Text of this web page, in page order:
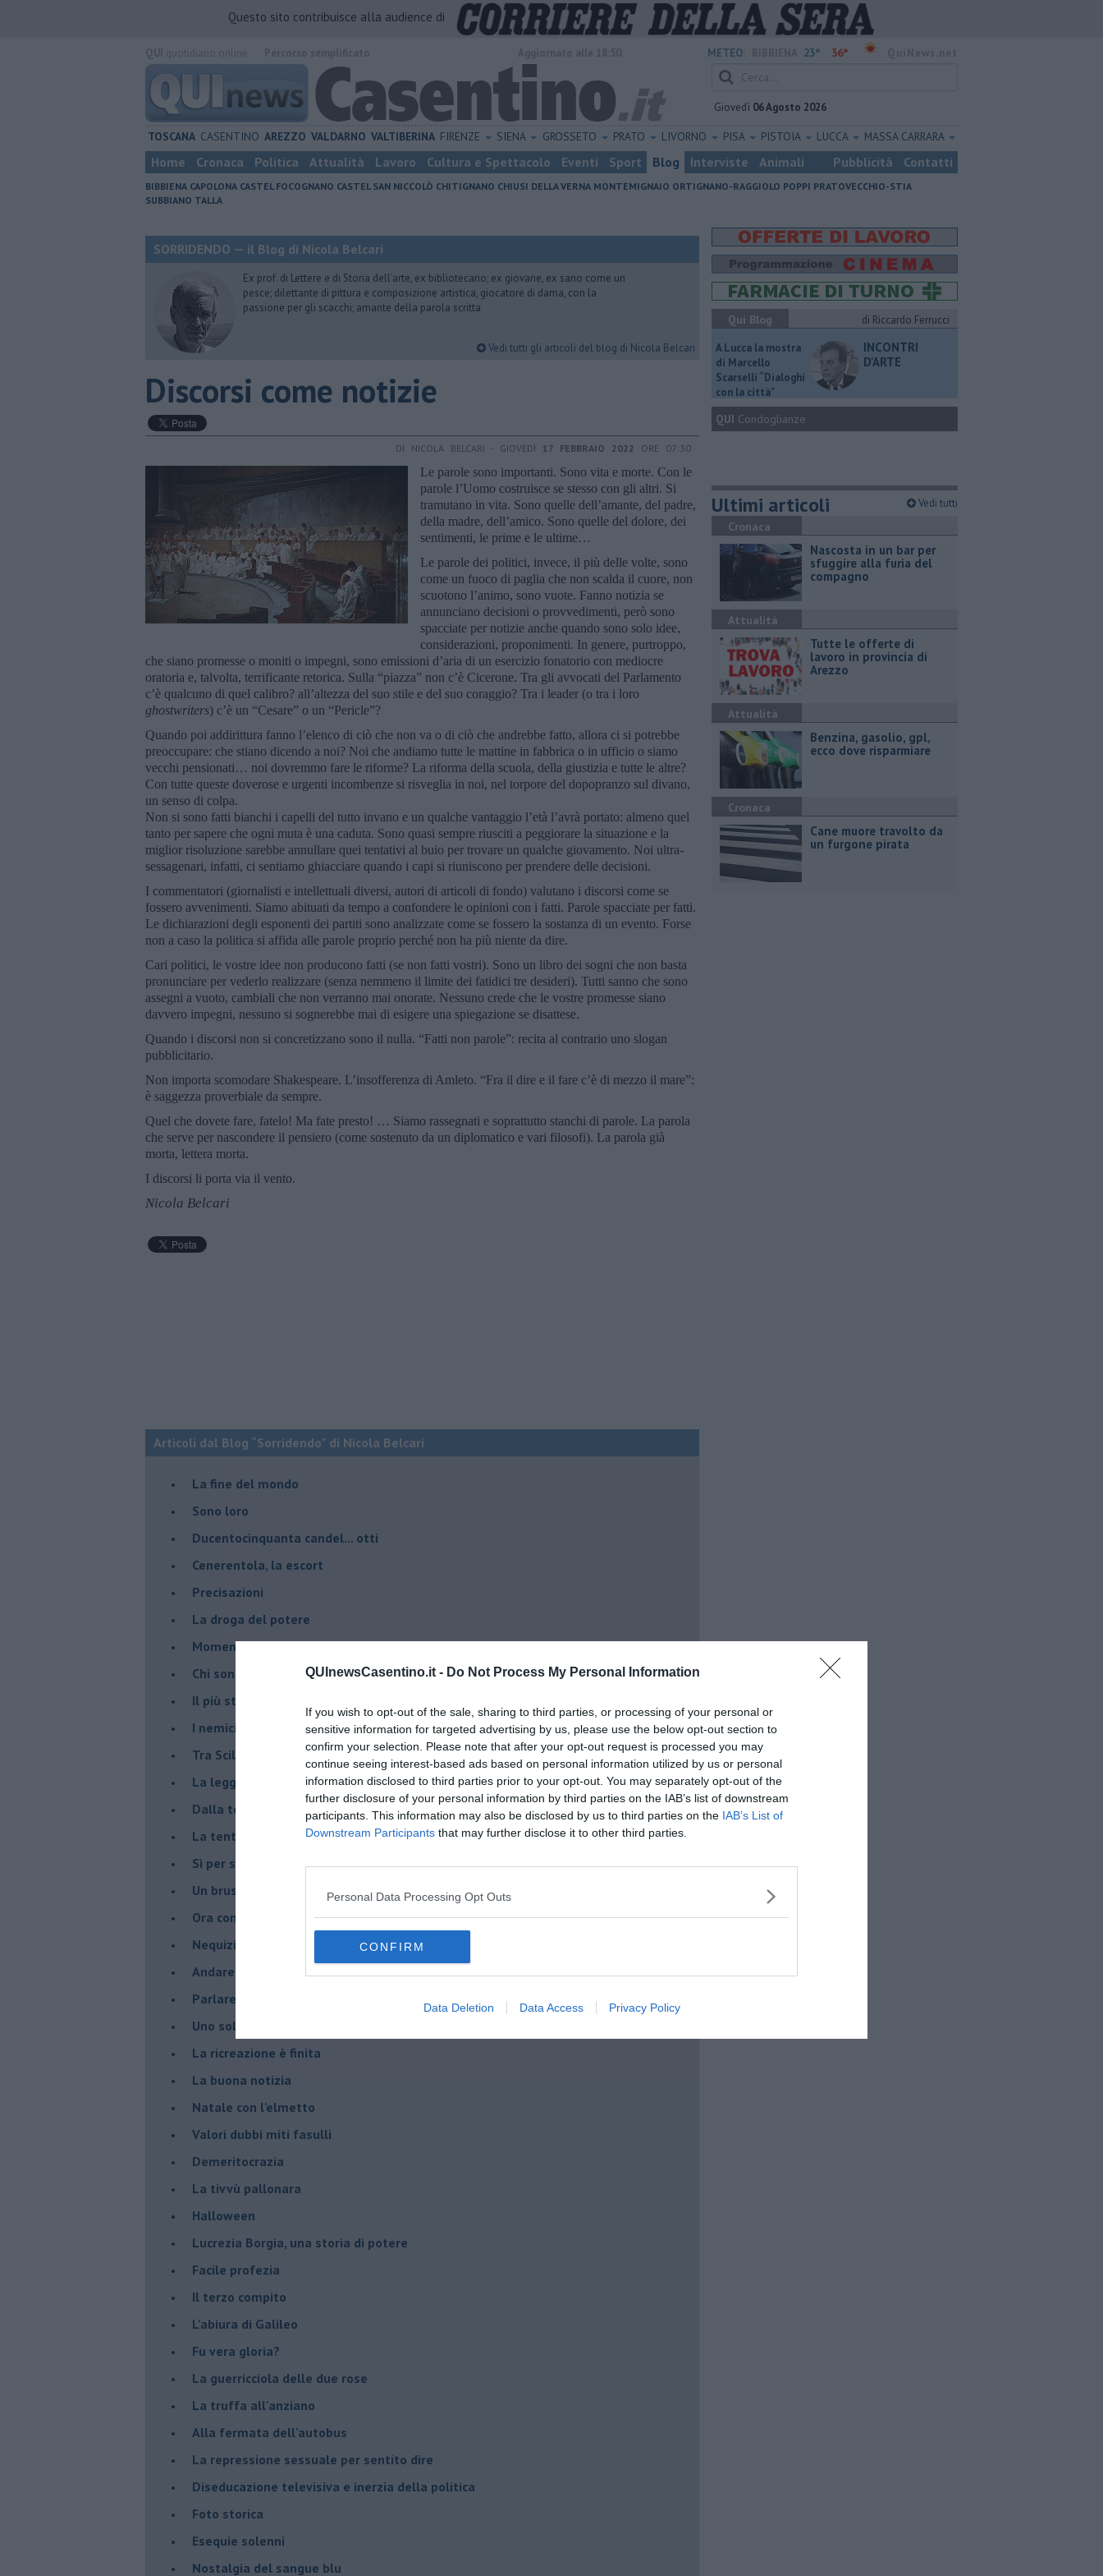
QUInewsCasentino.it - Do Not Process My Personal Information
If you wish to opt-out of the sale, sharing to third parties, or processing of your personal or
sensitive information for targeted advertising by us, please use the below opt-out section to
confirm your selection. Please note that after your opt-out request is processed you may
continue seeing interest-based ads based on personal information utilized by us or personal
information disclosed to third parties prior to your opt-out. You may separately opt-out of the
further disclosure of your personal information by third parties on the IAB’s list of downstream
participants. This information may also be disclosed by us to third parties on the IAB’s List of
Downstream Participants that may further disclose it to other third parties.
Personal Data Processing Opt Outs
CONFIRM
Data Deletion Data Access Privacy Policy
Questo sito contribuisce alla audience di
METEO: 23° 36°
Giovedì 06 Agosto 2026
TOSCANA CASENTINO AREZZO VALDARNO VALTIBERINA FIRENZE SIENA GROSSETO PRATO LIVORNO PISA PISTOIA LUCCA MASSA CARRARA
Home Cronaca Politica Attualità Lavoro Cultura e Spettacolo Eventi Sport Blog Interviste Animali Pubblicità Contatti
BIBBIENA CAPOLONA CASTEL FOCOGNANO CASTEL SAN NICCOLÒ CHITIGNANO CHIUSI DELLA VERNA MONTEMIGNAIO ORTIGNANO-RAGGIOLO POPPI PRATOVECCHIO-STIA
SUBBIANO TALLA
SORRIDENDO — il Blog di Nicola Belcari
Ex prof. di Lettere e di Storia dell’arte, ex bibliotecario; ex giovane, ex sano come un
pesce; dilettante di pittura e composizione artistica, giocatore di dama, con la
passione per gli scacchi; amante della parola scritta
Vedi tutti gli articoli del blog di Nicola Belcari
Discorsi come notizie
DI NICOLA BELCARI - GIOVEDÌ 17 FEBBRAIO 2022 ORE 07:30
Le parole sono importanti. Sono vita e morte. Con le
parole l’Uomo costruisce se stesso con gli altri. Si
tramutano in vita. Sono quelle dell’amante, del padre,
della madre, dell’amico. Sono quelle del dolore, dei
sentimenti, le prime e le ultime…
Le parole dei politici, invece, il più delle volte, sono
come un fuoco di paglia che non scalda il cuore, non
scuotono l’animo, sono vuote. Fanno notizia se
annunciano decisioni o provvedimenti, però sono
spacciate per notizie anche quando sono solo idee,
considerazioni, proponimenti. In genere, purtroppo,
che siano promesse o moniti o impegni, sono emissioni d’aria di un esercizio fonatorio con mediocre
oratoria e, talvolta, terrificante retorica. Sulla “piazza” non c’è Cicerone. Tra gli avvocati del Parlamento
c’è qualcuno di quel calibro? all’altezza del suo stile e del suo coraggio? Tra i leader (o tra i loro
ghostwriters) c’è un “Cesare” o un “Pericle”?
Quando poi addirittura fanno l’elenco di ciò che non va o di ciò che andrebbe fatto, allora ci si potrebbe
preoccupare: che stiano dicendo a noi? Noi che andiamo tutte le mattine in fabbrica o in ufficio o siamo
vecchi pensionati… noi dovremmo fare le riforme? La riforma della scuola, della giustizia e tutte le altre?
Con tutte queste doverose e urgenti incombenze si risveglia in noi, nel torpore del dopopranzo sul divano,
un senso di colpa.
Non si sono fatti bianchi i capelli del tutto invano e un qualche vantaggio l’età l’avrà portato: almeno quel
tanto per sapere che ogni muta è una caduta. Sono quasi sempre riusciti a peggiorare la situazione e la
miglior risoluzione sarebbe annullare quei tentativi al buio per trovare un qualche giovamento. Noi ultra-
sessagenari, infatti, ci sentiamo ghiacciare quando i capi si riuniscono per prendere delle decisioni.
I commentatori (giornalisti e intellettuali diversi, autori di articoli di fondo) valutano i discorsi come se
fossero avvenimenti. Siamo abituati da tempo a confondere le opinioni con i fatti. Parole spacciate per fatti.
Le dichiarazioni degli esponenti dei partiti sono analizzate come se fossero la sostanza di un evento. Forse
non a caso la politica si affida alle parole proprio perché non ha più niente da dire.
Cari politici, le vostre idee non producono fatti (se non fatti vostri). Sono un libro dei sogni che non basta
pronunciare per vederlo realizzare (senza nemmeno il limite dei fatidici tre desideri). Tutti sanno che sono
assegni a vuoto, cambiali che non verranno mai onorate. Nessuno crede che le vostre promesse siano
davvero impegni, nessuno si sognerebbe mai di esigere una spiegazione se disattese.
Quando i discorsi non si concretizzano sono il nulla. “Fatti non parole”: recita al contrario uno slogan
pubblicitario.
Non importa scomodare Shakespeare. L’insofferenza di Amleto. “Fra il dire e il fare c’è di mezzo il mare”:
è saggezza proverbiale da sempre.
Quel che dovete fare, fatelo! Ma fate presto! … Siamo rassegnati e soprattutto stanchi di parole. La parola
che serve per nascondere il pensiero (come sostenuto da un diplomatico e vari filosofi). La parola già
morta, lettera morta.
I discorsi li porta via il vento.
Nicola Belcari
Articoli dal Blog “Sorridendo” di Nicola Belcari
La fine del mondo
Sono loro
Ducentocinquanta candel... otti
Cenerentola, la escort
Precisazioni
La droga del potere
Momenti (e immedesimazione)
Chi sono?
Il più stupido dei mondi possibili
I nemici della verità
Tra Scilla e Cariddi
La legge del più forte
Dalla terra alla luna
La tentazione
​Sì per sempre? O no al momento?
Un brusco risveglio
Ora come allora
Nequizia
Andare oltre lo specchio
Parlare con la televisione
Uno solo al comando?
La ricreazione è finita
La buona notizia
Natale con l'elmetto
Valori dubbi miti fasulli
Demeritocrazia
La tivvù pallonara
Halloween
​Lucrezia Borgia, una storia di potere
Facile profezia
Il terzo compito
L'abiura di Galileo
Fu vera gloria?
La guerricciola delle due rose
La truffa all'anziano
Alla fermata dell'autobus
La repressione sessuale per sentito dire
Diseducazione televisiva e inerzia della politica
Foto storica
Esequie solenni
Nostalgia del sangue blu
Qui Blog
di Riccardo Ferrucci
A Lucca la mostra
di Marcello
Scarselli “Dialoghi
con la città"
INCONTRI
D'ARTE
QUI Condoglianze
Ultimi articoli Vedi tutti
Cronaca
Nascosta in un bar per
sfuggire alla furia del
compagno
Attualità
​Tutte le offerte di
lavoro in provincia di
Arezzo
Attualità
​Benzina, gasolio, gpl,
ecco dove risparmiare
Cronaca
Cane muore travolto da
un furgone pirata